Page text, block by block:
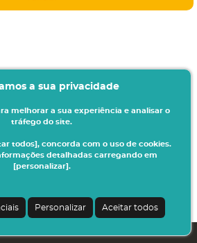
a sua privacidade
melhorar a sua experiência e analisar o
tráfego do site.
todos], concorda com o uso de cookies.
detalhadas carregando em
[personalizar].
Personalizar Aceitar todos